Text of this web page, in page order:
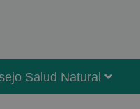
Salud Natural